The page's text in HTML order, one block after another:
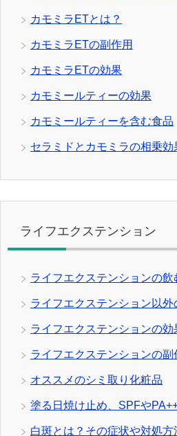
カモミラETとは？
カモミラETの副作用
カモミラETの効果
カモミールティーの効果
カモミールティーを含む食品
セラミドとカモミラの相乗効
ライフエクステンション
ライフエクステンションの飲
ライフエクステンション以
ライフエクステンションの効
ライフエクステンションの副
オススメのシミ取り化粧品
塗る日焼け止め、SPFや
白斑とは？その症状や対処方